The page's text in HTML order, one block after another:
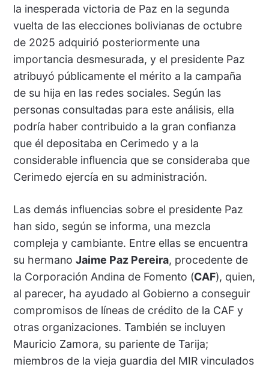
la inesperada victoria de Paz en la segunda
vuelta de las elecciones bolivianas de octubre
de 2025 adquirió posteriormente una
importancia desmesurada, y el presidente Paz
atribuyó públicamente el mérito a la campaña
de su hija en las redes sociales. Según las
personas consultadas para este análisis, ella
podría haber contribuido a la gran confianza
que él depositaba en Cerimedo y a la
considerable influencia que se consideraba que
Cerimedo ejercía en su administración.
Las demás influencias sobre el presidente Paz
han sido, según se informa, una mezcla
compleja y cambiante. Entre ellas se encuentra
su hermano Jaime Paz Pereira, procedente de
la Corporación Andina de Fomento (CAF), quien,
al parecer, ha ayudado al Gobierno a conseguir
compromisos de líneas de crédito de la CAF y
otras organizaciones. También se incluyen
Mauricio Zamora, su pariente de Tarija;
miembros de la vieja guardia del MIR vinculados